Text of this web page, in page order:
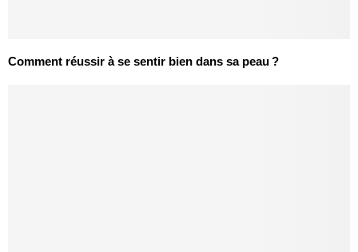
Comment réussir à se sentir bien dans sa peau ?